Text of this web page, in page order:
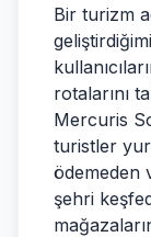
Bir turizm
rotalarını
Mercuris
turistler
ödemeden
şehri